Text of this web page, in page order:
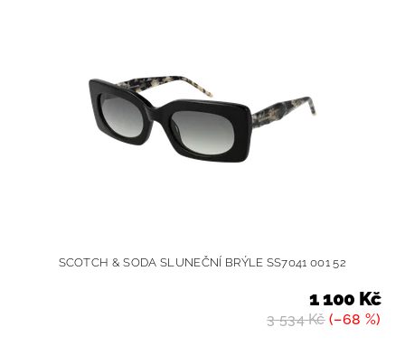
SCOTCH & SODA SLUNEČNÍ BRÝLE SS7041 001 52
3 534 Kč(–68 %)
1 100 Kč